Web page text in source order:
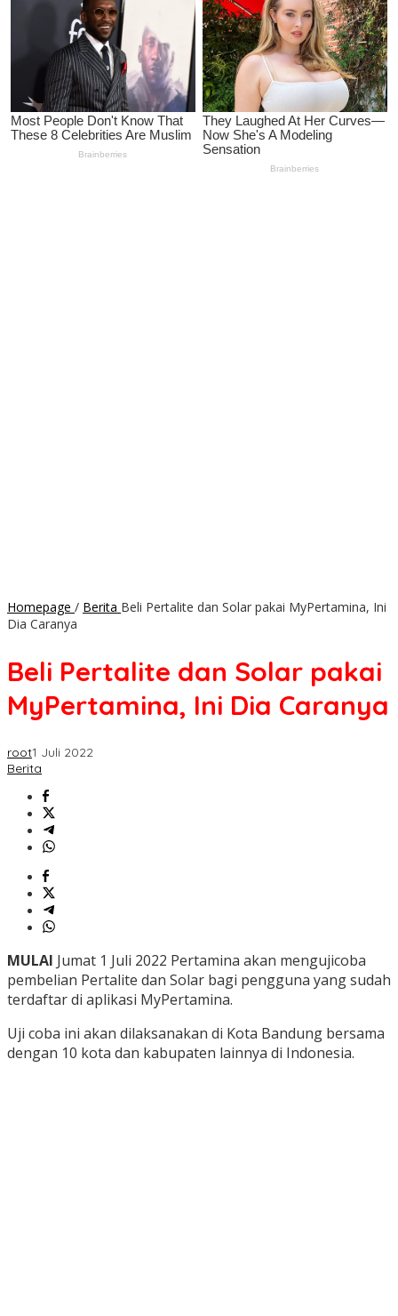
Homepage / Berita Beli Pertalite dan Solar pakai MyPertamina, Ini
Dia Caranya
Beli Pertalite dan Solar pakai
MyPertamina, Ini Dia Caranya
root1 Juli 2022
Berita
MULAI Jumat 1 Juli 2022 Pertamina akan mengujicoba
pembelian Pertalite dan Solar bagi pengguna yang sudah
terdaftar di aplikasi MyPertamina.
Uji coba ini akan dilaksanakan di Kota Bandung bersama
dengan 10 kota dan kabupaten lainnya di Indonesia.